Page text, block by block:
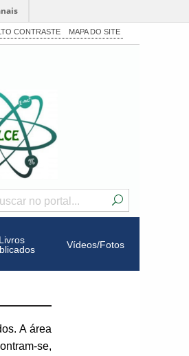
CONTRASTE MAPA DO SITE
Livros
Vídeos/Fotos
A área
se,